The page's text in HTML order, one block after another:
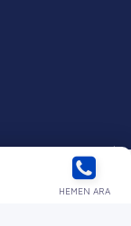
34400 Bahçelievler/
HEMEN ARA